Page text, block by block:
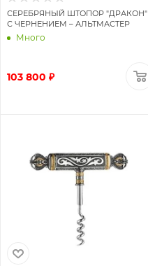
СЕРЕБРЯНЫЙ ШТОПОР "ДРАКОН"
С ЧЕРНЕНИЕМ – АЛЬТМАСТЕР
Много
103 800 ₽